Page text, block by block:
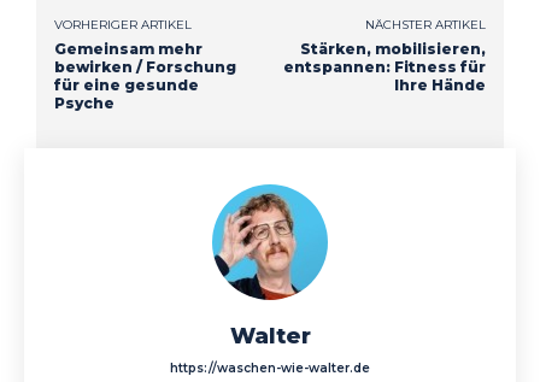
VORHERIGER ARTIKEL
Gemeinsam mehr
bewirken / Forschung
für eine gesunde
Psyche
NÄCHSTER ARTIKEL
Stärken, mobilisieren,
entspannen: Fitness für
Ihre Hände
Walter
https://waschen-wie-walter.de